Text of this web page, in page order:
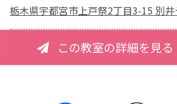
栃木県宇都宮市上戸祭2丁目3-15 別
この教室の詳細を見る